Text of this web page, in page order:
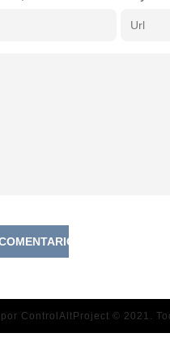
ControlAltProject © 2021.